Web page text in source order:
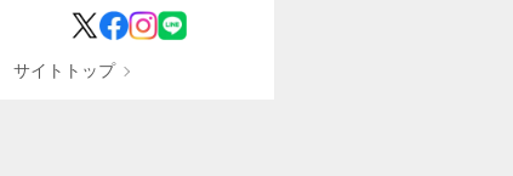
サイトトップ